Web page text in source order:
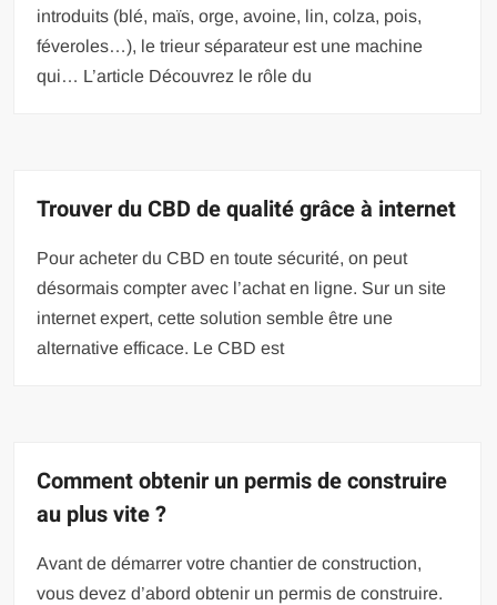
introduits (blé, maïs, orge, avoine, lin, colza, pois,
féveroles…), le trieur séparateur est une machine
qui… L’article Découvrez le rôle du
Trouver du CBD de qualité grâce à internet
Pour acheter du CBD en toute sécurité, on peut
désormais compter avec l’achat en ligne. Sur un site
internet expert, cette solution semble être une
alternative efficace. Le CBD est
Comment obtenir un permis de construire
au plus vite ?
Avant de démarrer votre chantier de construction,
vous devez d’abord obtenir un permis de construire.